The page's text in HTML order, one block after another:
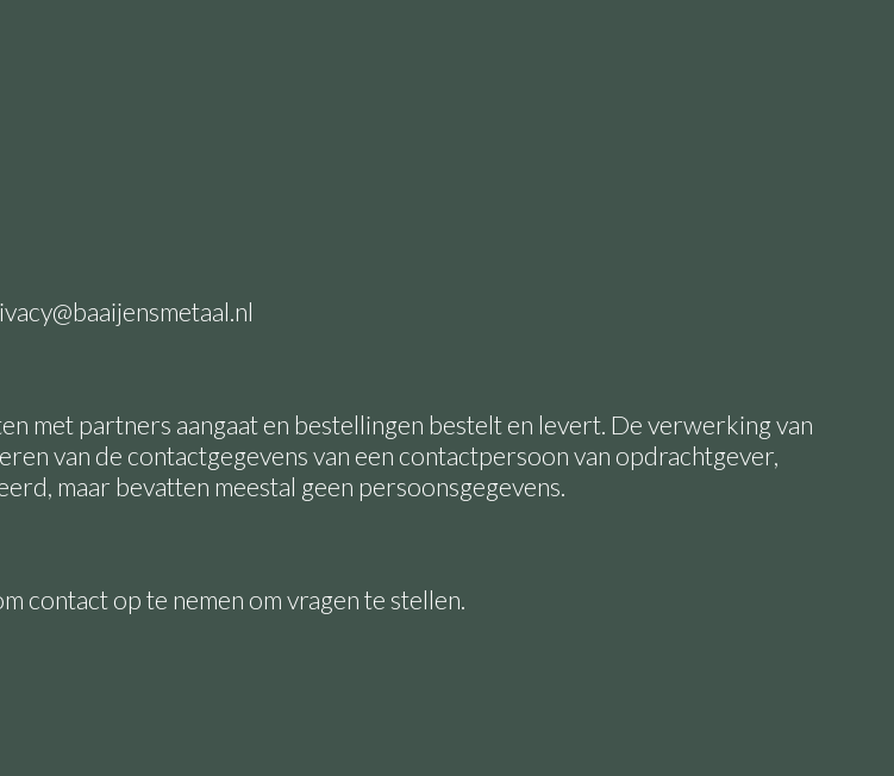
met partners aangaat en bestellingen bestelt en levert. De verwerking van
van de contactgegevens van een contactpersoon van opdrachtgever,
maar bevatten meestal geen persoonsgegevens.
contact op te nemen om vragen te stellen.